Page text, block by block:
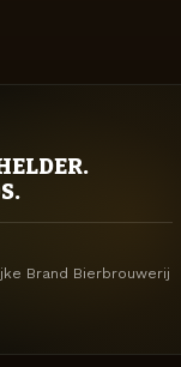
Brand Bierbrouwerij